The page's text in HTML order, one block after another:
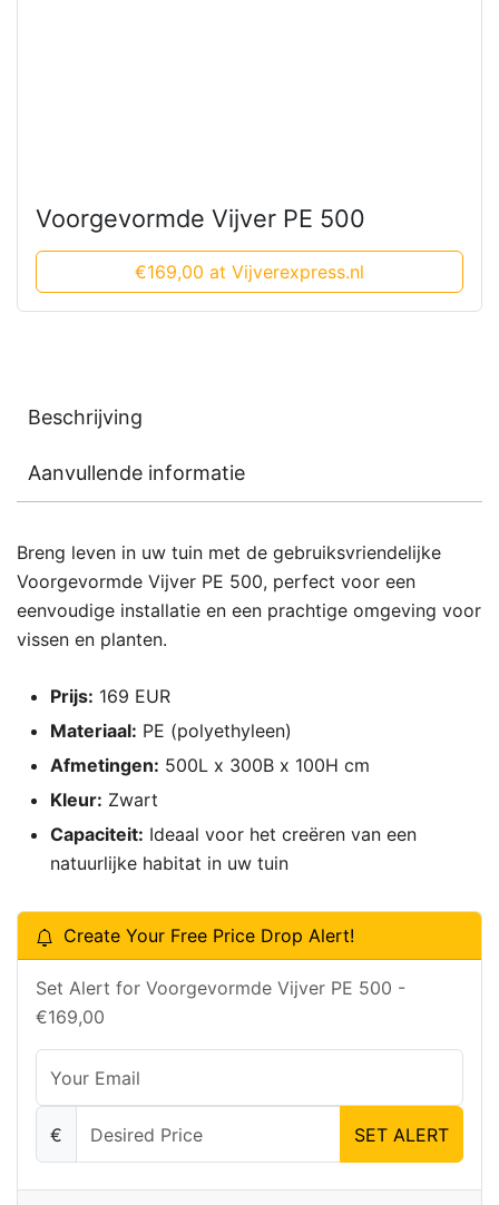
Voorgevormde Vijver PE 500
€169,00 at Vijverexpress.nl
Beschrijving
Aanvullende informatie
Breng leven in uw tuin met de gebruiksvriendelijke
Voorgevormde Vijver PE 500, perfect voor een
eenvoudige installatie en een prachtige omgeving voor
vissen en planten.
Prijs: 169 EUR
Materiaal: PE (polyethyleen)
Afmetingen: 500L x 300B x 100H cm
Kleur: Zwart
Capaciteit: Ideaal voor het creëren van een
natuurlijke habitat in uw tuin
Create Your Free Price Drop Alert!
Set Alert for Voorgevormde Vijver PE 500 -
€169,00
€ SET ALERT